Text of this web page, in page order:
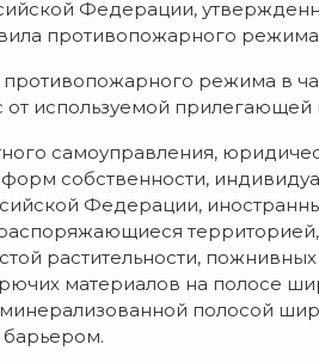
Федерации,
противопожарного
режима в
используемой прилегающей
самоуправления,
собственности,
Федерации,
растительности, пожнивных
материалов на полосе
полосой